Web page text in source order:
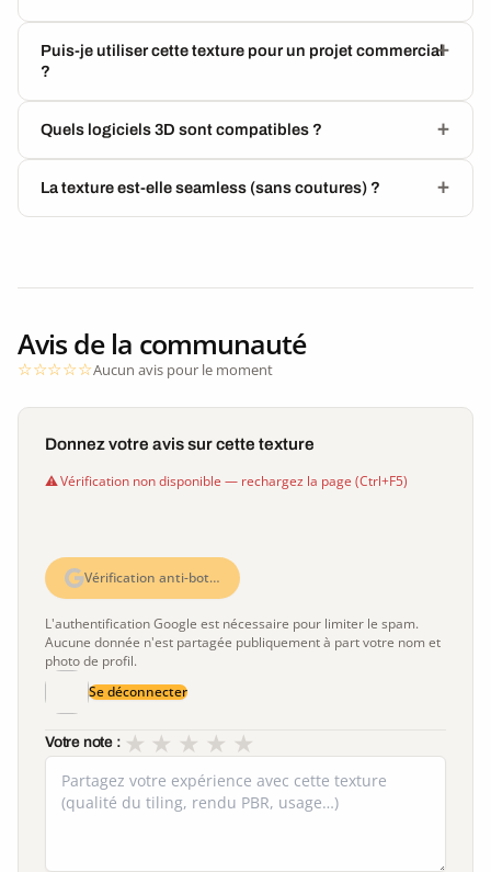
Puis-je utiliser cette texture pour un projet commercial
?
Quels logiciels 3D sont compatibles ?
La texture est-elle seamless (sans coutures) ?
Avis de la communauté
Aucun avis pour le moment
Donnez votre avis sur cette texture
Vérification non disponible — rechargez la page (Ctrl+F5)
Vérification anti-bot…
L'authentification Google est nécessaire pour limiter le spam.
Aucune donnée n'est partagée publiquement à part votre nom et
photo de profil.
Se déconnecter
Votre note : ★
★
★
★
★